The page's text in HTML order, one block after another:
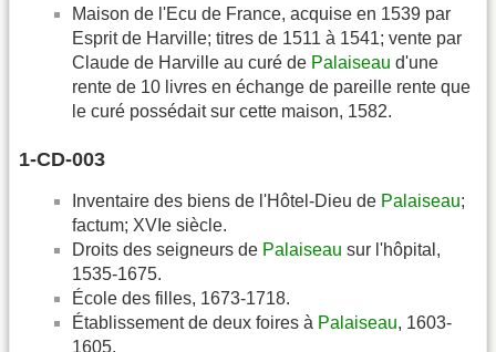
Maison de l'Ecu de France, acquise en 1539 par
Esprit de Harville; titres de 1511 à 1541; vente par
Claude de Harville au curé de Palaiseau d'une
rente de 10 livres en échange de pareille rente que
le curé possédait sur cette maison, 1582.
1-CD-003
Inventaire des biens de l'Hôtel-Dieu de Palaiseau;
factum; XVIe siècle.
Droits des seigneurs de Palaiseau sur l'hôpital,
1535-1675.
École des filles, 1673-1718.
Établissement de deux foires à Palaiseau, 1603-
1605.